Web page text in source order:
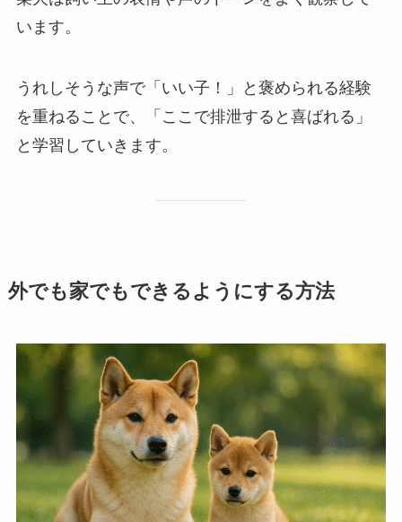
います。
うれしそうな声で「いい子！」と褒められる経験
を重ねることで、「ここで排泄すると喜ばれる」
と学習していきます。
外でも家でもできるようにする方法